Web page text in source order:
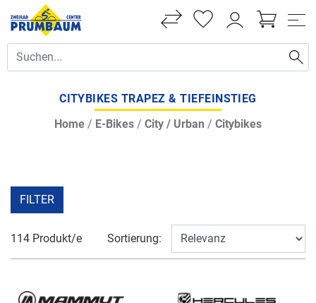
CITYBIKES TRAPEZ & TIEFEINSTIEG
Home / E-Bikes / City / Urban / Citybikes
FILTER
114 Produkt/e Sortierung: